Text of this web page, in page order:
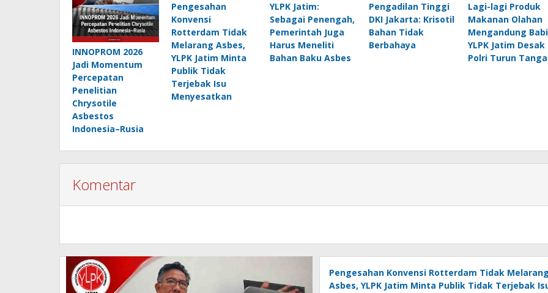
INNOPROM 2026
Jadi Momentum
Percepatan
Penelitian
Chrysotile
Asbestos
Indonesia–Rusia
Pengesahan
Konvensi
Rotterdam Tidak
Melarang Asbes,
YLPK Jatim Minta
Publik Tidak
Terjebak Isu
Menyesatkan
YLPK Jatim:
Sebagai Penengah,
Pemerintah Juga
Harus Meneliti
Bahan Baku Asbes
Pengadilan Tinggi
DKI Jakarta: Krisotil
Bahan Tidak
Berbahaya
Lagi-lagi Produk
Makanan Olahan
Mengandung
YLPK Jatim Desak
Polri Turun
Komentar
Pengesahan Konvensi Rotterdam Tidak
Asbes, YLPK Jatim Minta Publik Tidak Terjebak